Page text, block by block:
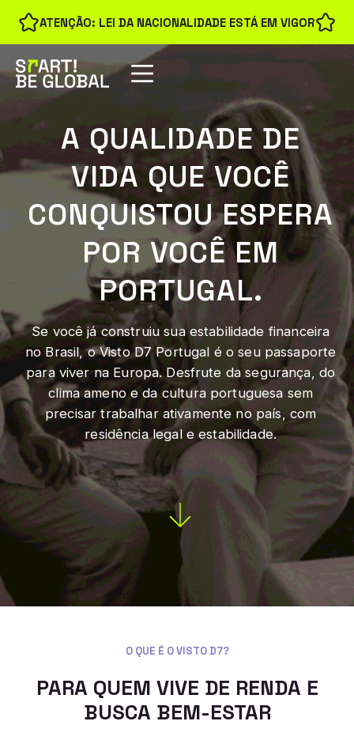
ATENÇÃO: LEI DA NACIONALIDADE ESTÁ EM VIGOR
A QUALIDADE DE
VIDA QUE VOCÊ
CONQUISTOU ESPERA
POR VOCÊ EM
PORTUGAL.
Se você já construiu sua estabilidade financeira
no Brasil, o Visto D7 Portugal é o seu passaporte
para viver na Europa. Desfrute da segurança, do
clima ameno e da cultura portuguesa sem
precisar trabalhar ativamente no país, com
residência legal e estabilidade.
O QUE É O VISTO D7?
PARA QUEM VIVE DE RENDA E
BUSCA BEM-ESTAR